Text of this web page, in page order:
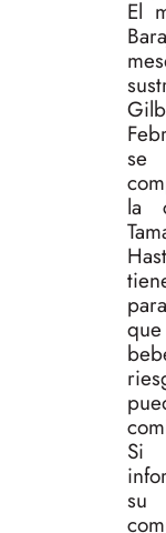
El
se
la
Si
su